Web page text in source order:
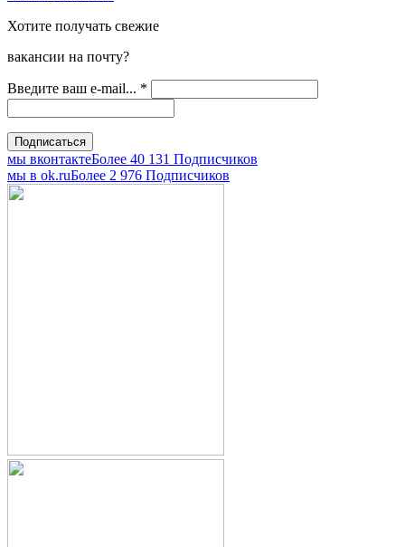
Хотите получать свежие
вакансии на почту?
Введите ваш e-mail... *
мы вконтактеБолее 40 131 Подписчиков
мы в оk.ruБолее 2 976 Подписчиков